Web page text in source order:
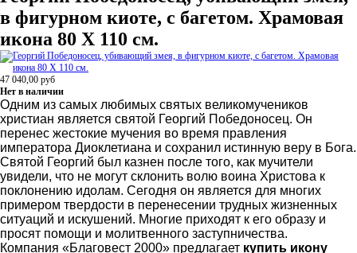
в фигурном киоте, с багетом. Храмовая
икона 80 Х 110 см.
47 040,00 руб
Нет в наличии
Одним из самых любимых святых великомучеников
христиан является святой Георгий Победоносец. Он
перенес жестокие мучения во время правления
императора Диоклетиана и сохранил истинную веру в Бога.
Святой Георгий был казнен после того, как мучители
увидели, что не могут склонить волю воина Христова к
поклонению идолам. Сегодня он является для многих
примером твердости в перенесении трудных жизненных
ситуаций и искушений. Многие приходят к его образу и
просят помощи и молитвенного заступничества.
Компания «Благовест 2000» предлагает купить икону